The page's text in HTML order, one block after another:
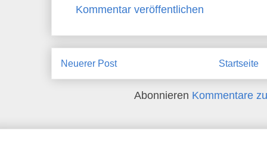
Kommentar veröffentlichen
Neuerer Post Startseite
Abonnieren Kommentare